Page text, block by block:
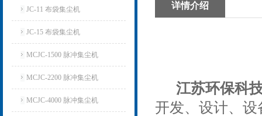
JC-11 布袋集尘机
JC-15 布袋集尘机
MCJC-1500 脉冲集尘机
MCJC-2200 脉冲集尘机
MCJC-4000 脉冲集尘机
详情介绍
江苏环保科
开发、设计、